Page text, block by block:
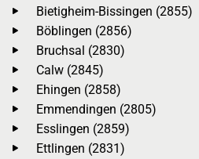
Bietigheim-Bissingen (2855)
Böblingen (2856)
Bruchsal (2830)
Calw (2845)
Ehingen (2858)
Emmendingen (2805)
Esslingen (2859)
Ettlingen (2831)